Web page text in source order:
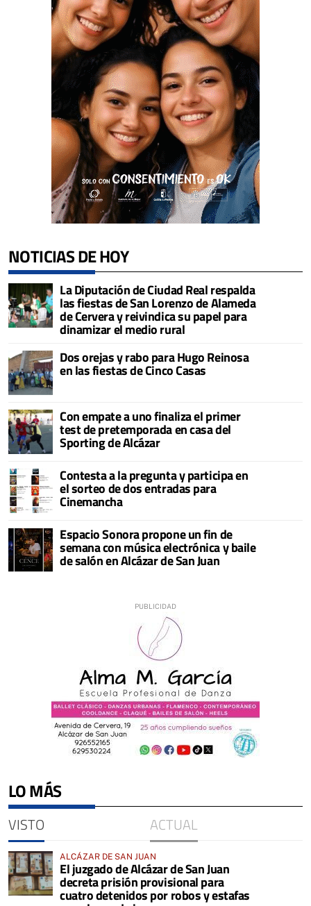
NOTICIAS DE HOY
La Diputación de Ciudad Real respalda
las fiestas de San Lorenzo de Alameda
de Cervera y reivindica su papel para
dinamizar el medio rural
Dos orejas y rabo para Hugo Reinosa
en las fiestas de Cinco Casas
Con empate a uno finaliza el primer
test de pretemporada en casa del
Sporting de Alcázar
Contesta a la pregunta y participa en
el sorteo de dos entradas para
Cinemancha
Espacio Sonora propone un fin de
semana con música electrónica y baile
de salón en Alcázar de San Juan
LO MÁS
VISTO ACTUAL
ALCÁZAR DE SAN JUAN
El juzgado de Alcázar de San Juan
decreta prisión provisional para
cuatro detenidos por robos y estafas